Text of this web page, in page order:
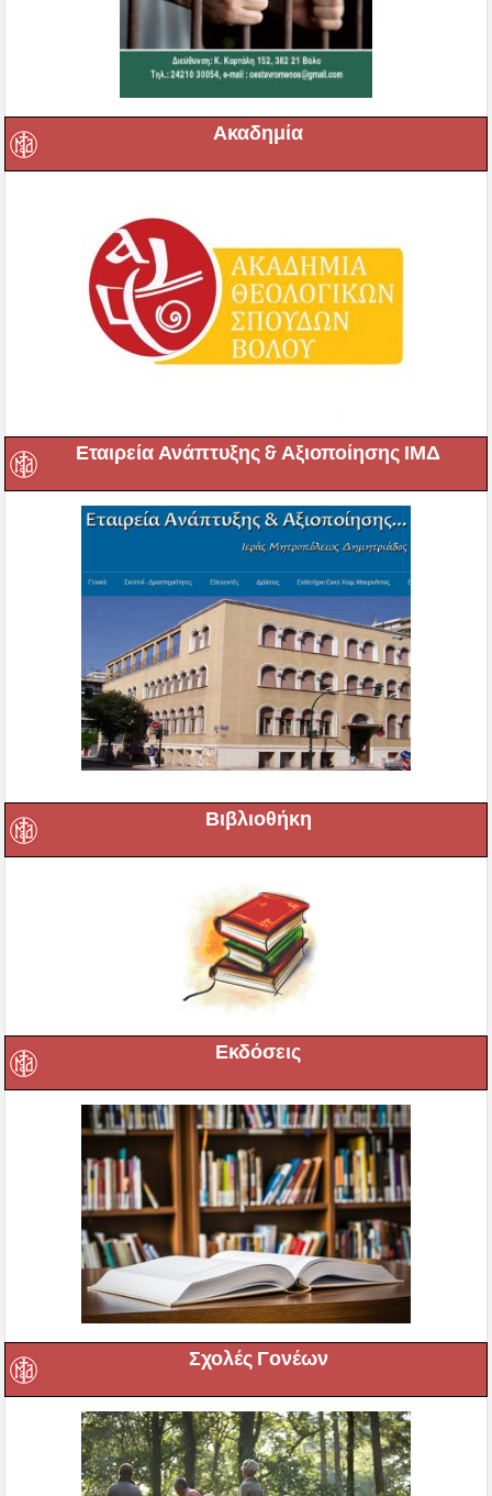
Ακαδημία
Εταιρεία Ανάπτυξης & Αξιοποίησης ΙΜΔ
Βιβλιοθήκη
Εκδόσεις
Σχολές Γονέων